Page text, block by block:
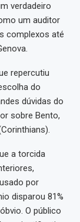
verdadeiro
um auditor
complexos até
repercutiu
do
dúvidas do
sobre Bento,
a torcida
por
disparou 81%
O público